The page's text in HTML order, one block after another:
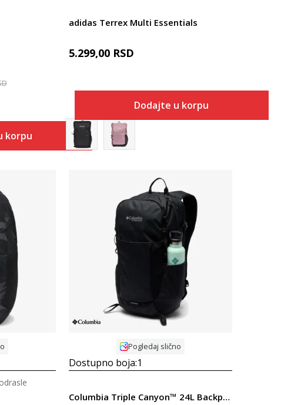
korpu
adidas Terrex Multi Essentials
5.299,00 RSD
Dodajte u korpu
Uporedi
Pogledaj slično
Dostupno boja:1
Columbia Triple Canyon™ 24L Backpack